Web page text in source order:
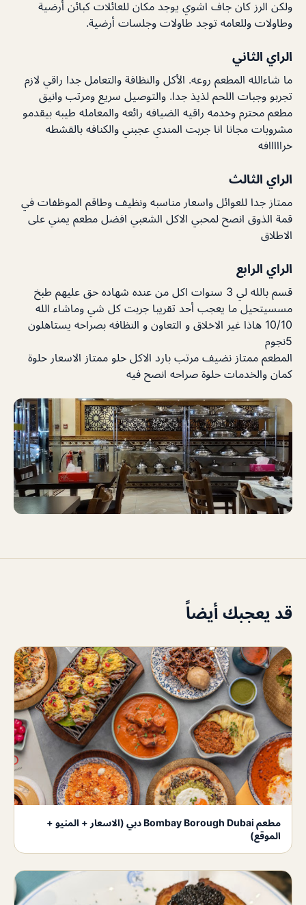
ولكن الرز كان جاف اشوي يوجد مكان للعائلات كبائن أرضية
وطاولات وللعامه توجد طاولات وجلسات أرضية.
الراي الثاني
ما شاءالله المطعم روعه. الأكل والنظافة والتعامل جدا راقي لازم
تجربو وجبات اللحم لذيذ جدا. والتوصيل سريع ومرتب وانيق
مطعم محترم وخدمه راقيه الضيافه رائعه والمعامله طيبه بيقدمو
مشروبات مجانا انا جربت المندي عجبني والكنافه بالقشطه
خرااااافه
الراي الثالث
ممتاز جدا للعوائل واسعار مناسبه ونظيف وطاقم الموظفات في
قمة الذوق انصح لمحبي الاكل الشعبي افضل مطعم يمني على
الاطلاق
الراي الرابع
قسم بالله لي 3 سنوات اكل من عنده شهاده حق عليهم طبخ
مسسيتحيل ما يعجب أحد تقريبا جربت كل شي وماشاء الله
10/10 هاذا غير الاخلاق و التعاون و النظافه بصراحه يستاهلون
5نجوم
المطعم ممتاز نضيف مرتب بارد الاكل حلو ممتاز الاسعار حلوة
كمان والخدمات حلوة صراحه انصح فيه
قد يعجبك أيضاً
مطعم Bombay Borough Dubai دبي (الاسعار + المنيو +
الموقع)